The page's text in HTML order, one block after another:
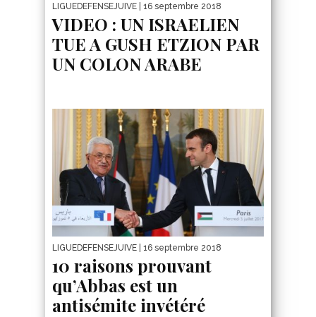
LIGUEDEFENSEJUIVE | 16 septembre 2018
VIDEO : UN ISRAELIEN
TUE A GUSH ETZION PAR
UN COLON ARABE
LIGUEDEFENSEJUIVE | 16 septembre 2018
10 raisons prouvant
qu’Abbas est un
antisémite invétéré